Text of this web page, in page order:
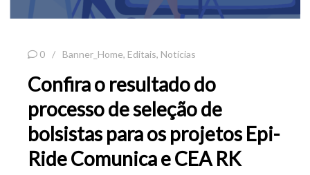
0 Banner_Home, Editais, Notícias
Confira o resultado do
processo de seleção de
bolsistas para os projetos Epi-
Ride Comunica e CEA RK